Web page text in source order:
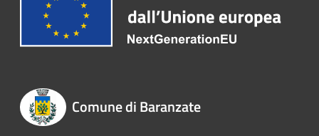
Comune di Baranzate